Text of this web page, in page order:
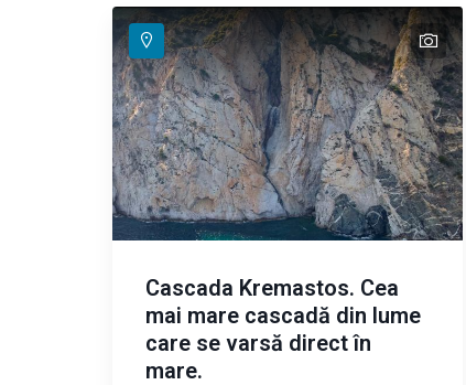
text
Cascada Kremastos. Cea
mai mare cascadă din lume
care se varsă direct în
mare.